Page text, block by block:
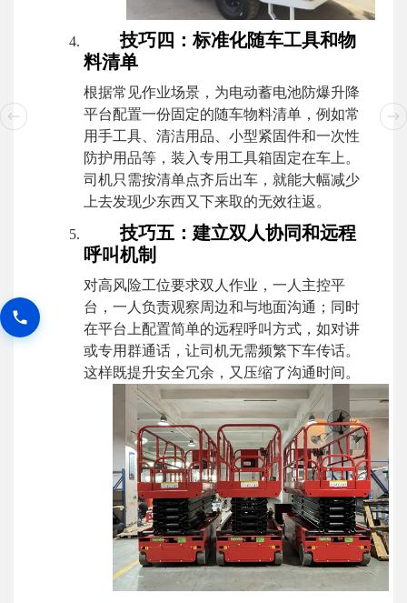
技巧四：标准化随车工具和物
料清单
根据常见作业场景，为电动蓄电池防爆升降
平台配置一份固定的随车物料清单，例如常
用手工具、清洁用品、小型紧固件和一次性
防护用品等，装入专用工具箱固定在车上。
司机只需按清单点齐后出车，就能大幅减少
上去发现少东西又下来取的无效往返。
技巧五：建立双人协同和远程
呼叫机制
对高风险工位要求双人作业，一人主控平
台，一人负责观察周边和与地面沟通；同时
在平台上配置简单的远程呼叫方式，如对讲
或专用群通话，让司机无需频繁下车传话。
这样既提升安全冗余，又压缩了沟通时间。